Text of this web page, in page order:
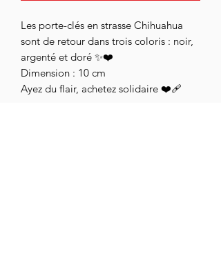
Les porte-clés en strasse Chihuahua
sont de retour dans trois coloris : noir,
argenté et doré ✨❤️
Dimension : 10 cm
Ayez du flair, achetez solidaire ❤️‍🩹